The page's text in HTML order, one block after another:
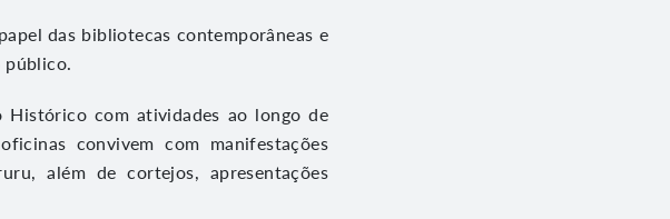
das bibliotecas contemporâneas e
Histórico com atividades ao longo de
convivem com manifestações
além de cortejos, apresentações